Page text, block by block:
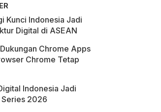
Kunci Indonesia Jadi
Digital di ASEAN
Chrome Apps
Chrome Tetap
Indonesia Jadi
2026